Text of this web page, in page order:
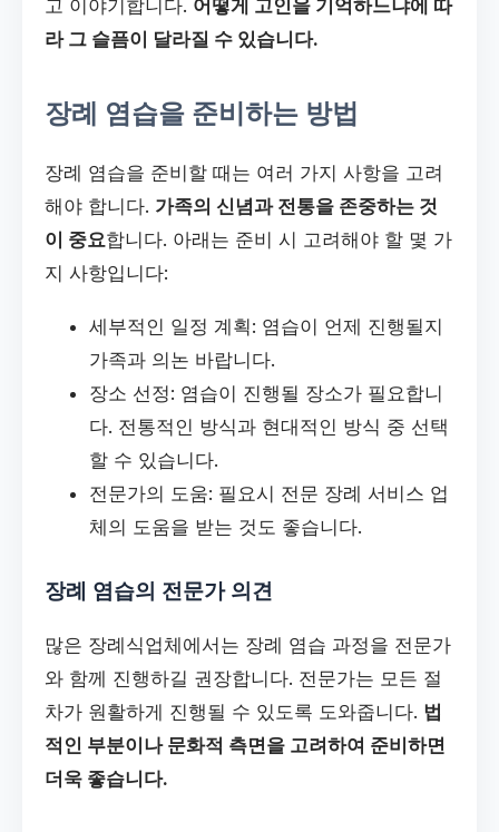
고 이야기합니다. 어떻게 고인을 기억하느냐에 따
라 그 슬픔이 달라질 수 있습니다.
장례 염습을 준비하는 방법
장례 염습을 준비할 때는 여러 가지 사항을 고려
해야 합니다. 가족의 신념과 전통을 존중하는 것
이 중요합니다. 아래는 준비 시 고려해야 할 몇 가
지 사항입니다:
세부적인 일정 계획: 염습이 언제 진행될지
가족과 의논 바랍니다.
장소 선정: 염습이 진행될 장소가 필요합니
다. 전통적인 방식과 현대적인 방식 중 선택
할 수 있습니다.
전문가의 도움: 필요시 전문 장례 서비스 업
체의 도움을 받는 것도 좋습니다.
장례 염습의 전문가 의견
많은 장례식업체에서는 장례 염습 과정을 전문가
와 함께 진행하길 권장합니다. 전문가는 모든 절
차가 원활하게 진행될 수 있도록 도와줍니다. 법
적인 부분이나 문화적 측면을 고려하여 준비하면
더욱 좋습니다.